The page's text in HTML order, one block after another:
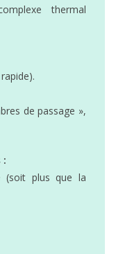
thermal
de passage »,
:
(soit plus que la